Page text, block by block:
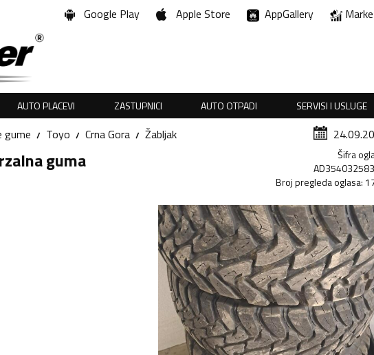
Google Play Apple Store AppGallery
AUTO PLACEVI ZASTUPNICI AUTO OTPADI SERVISI I USLUGE
gume Toyo Crna Gora Žabljak
guma Šifra
Broj pregleda oglasa: